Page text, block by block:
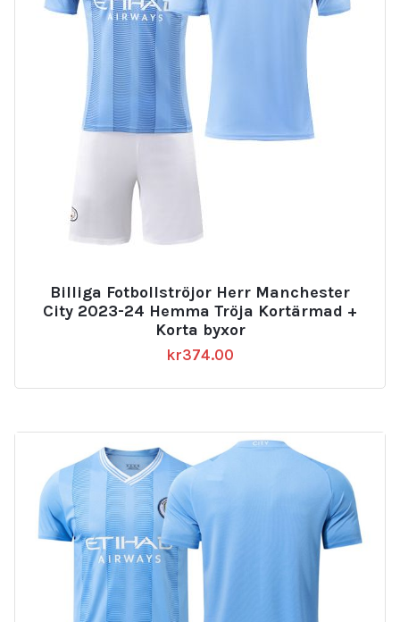
Billiga Fotbollströjor Herr Manchester
City 2023-24 Hemma Tröja Kortärmad +
Korta byxor
kr374.00